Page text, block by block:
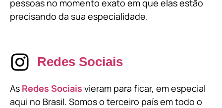
pessoas no momento exato em que elas estão
precisando da sua especialidade.
Redes Sociais
As Redes Sociais vieram para ficar, em especial
aqui no Brasil. Somos o terceiro país em todo o